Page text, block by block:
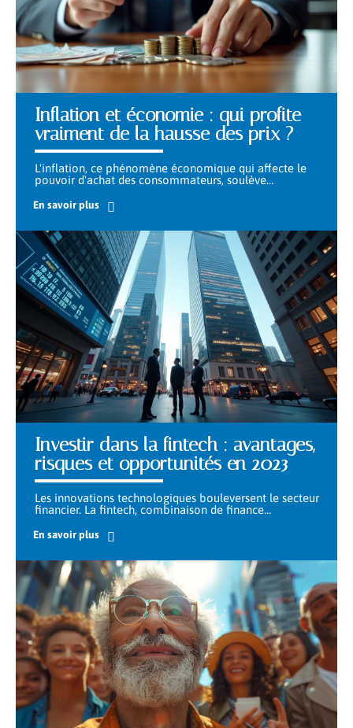
Inflation et économie : qui profite
vraiment de la hausse des prix ?
L'inflation, ce phénomène économique qui affecte le
pouvoir d'achat des consommateurs, soulève…
En savoir plus
Investir dans la fintech : avantages,
risques et opportunités en 2023
Les innovations technologiques bouleversent le secteur
financier. La fintech, combinaison de finance…
En savoir plus